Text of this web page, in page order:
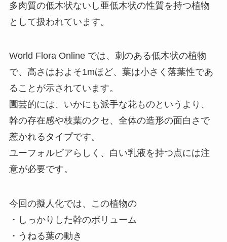
多肉質の低木状ないし亜低木状の性質を持つ植物
として扱われています。
World Flora Online では、刺のある低木状の植物
で、高さはおよそ1mほど、葉は小さく落葉性であ
ることが示されています。
園芸的には、いかにも派手な花ものというより、
幹の存在感や枝葉のクセ、全体の造形の面白さで
惹かれるタイプです。
ユーフォルビアらしく、白い乳液を持つ点には注
意が必要です。
今回の擬人化では、この植物の
・しっかりした幹のボリューム
・うねる葉の動き